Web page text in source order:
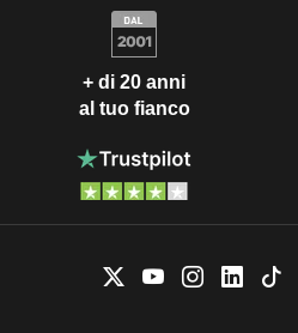
+ di 20 anni
al tuo fianco